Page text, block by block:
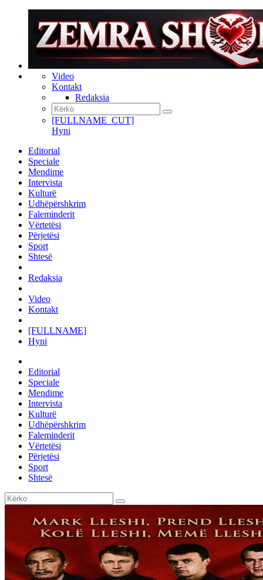
Video
Kontakt
Redaksia
[FULLNAME_CUT]
Hyni
Editorial
Speciale
Mendime
Intervista
Kulturë
Udhëpërshkrim
Faleminderit
Vërtetësi
Përjetësi
Sport
Shtesë
Redaksia
Video
Kontakt
[FULLNAME]
Hyni
Editorial
Speciale
Mendime
Intervista
Kulturë
Udhëpërshkrim
Faleminderit
Vërtetësi
Përjetësi
Sport
Shtesë